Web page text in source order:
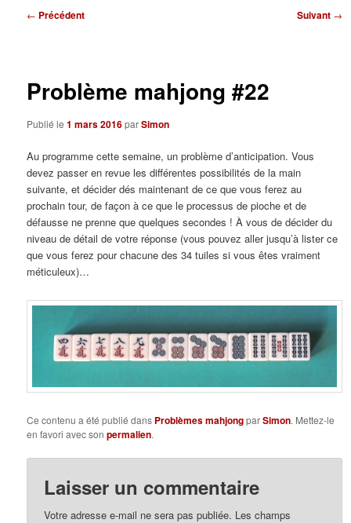
Navigation
← Précédent Suivant →
Problème mahjong #22
Publié le1 mars 2016parSimon
Au programme cette semaine, un problème d’anticipation. Vous
devez passer en revue les différentes possibilités de la main
suivante, et décider dés maintenant de ce que vous ferez au
prochain tour, de façon à ce que le processus de pioche et de
défausse ne prenne que quelques secondes ! À vous de décider du
niveau de détail de votre réponse (vous pouvez aller jusqu’à lister ce
que vous ferez pour chacune des 34 tuiles si vous êtes vraiment
méticuleux)…
Ce contenu a été publié dans Problèmes mahjongparSimon. Mettez-le
en favori avec sonpermalien.
Laisser un commentaire
Votre adresse e-mail ne sera pas publiée. Les champs